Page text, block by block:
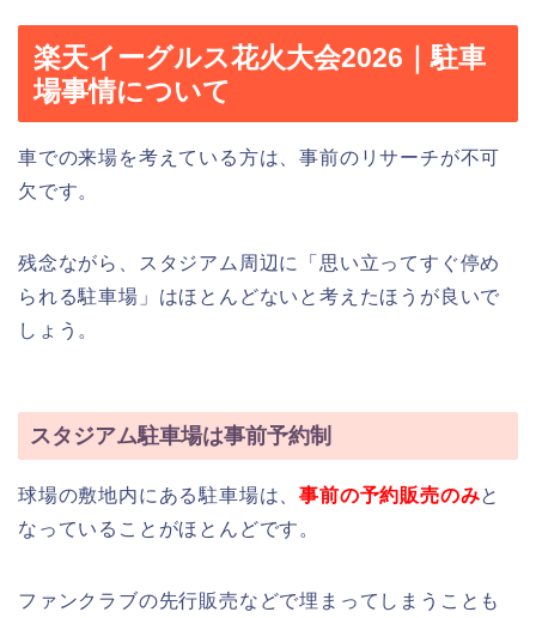
楽天イーグルス花火大会2026｜駐車
場事情について
車での来場を考えている方は、事前のリサーチが不可
欠です。
残念ながら、スタジアム周辺に「思い立ってすぐ停め
られる駐車場」はほとんどないと考えたほうが良いで
しょう。
スタジアム駐車場は事前予約制
球場の敷地内にある駐車場は、事前の予約販売のみと
なっていることがほとんどです。
ファンクラブの先行販売などで埋まってしまうことも